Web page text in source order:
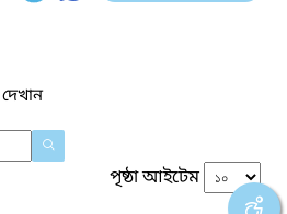
পৃষ্ঠা আইটেম